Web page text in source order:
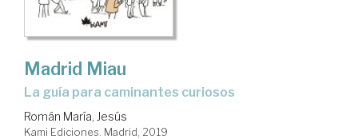
Madrid Miau
la guía para caminantes curiosos
Román María, Jesús
Kami Ediciones. Madrid, 2019